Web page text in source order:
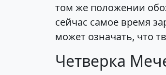
том же положении
сейчас самое время
может означать, что
Четверка